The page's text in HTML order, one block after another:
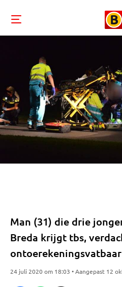
Man (31) die drie
Breda krijgt tbs,
ontoerekeningsvatbaar
24 juli 2020 om 18:03 • Aangepast 12